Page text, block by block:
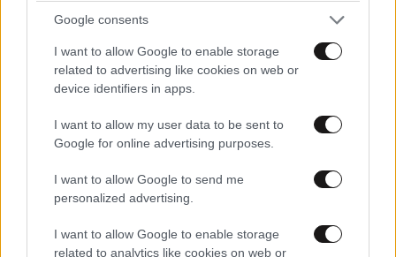
Google consents
I want to allow Google to enable storage
related to advertising like cookies on web or
device identifiers in apps.
I want to allow my user data to be sent to
Google for online advertising purposes.
I want to allow Google to send me
personalized advertising.
I want to allow Google to enable storage
related to analytics like cookies on web or